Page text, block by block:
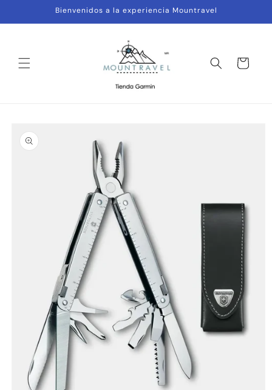
directamente
al contenido
Bienvenidos a la experiencia Mountravel
Carrito
información